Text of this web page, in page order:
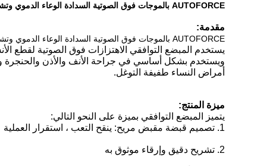
AUTOFORCE بالموجات فوق الصوتية السدادة الوعاء الدموي وتشريح المبضع المسلسل QUHS
مقدمة:
AUTOFORCE بالموجات فوق الصوتية السدادة الوعاء الدموي وتشريح المبضع المسلسل QUHS
يستخدم المبضع التوافقي الاهتزازات فوق الصوتية لقطع
ويستخدم بشكل أساسي في جراحة الأنف والأذن والحنجرة
أمراض النساء طفيفة التوغل.
ميزة المنتج:
يتميز المبضع التوافقي بميزة على النحو التالي:
1. تصميم قبضة مقبض مريح: ينقح التعب ، استقرار العملية
2. تشريح دقيق وإرقاء موثوق به